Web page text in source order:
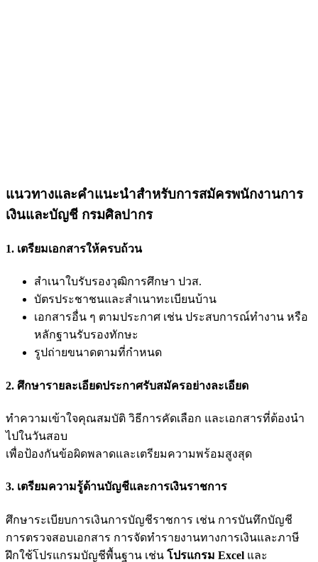
แนวทางและคำแนะนำสำหรับการสมัครพนักงานการ
เงินและบัญชี กรมศิลปากร
1. เตรียมเอกสารให้ครบถ้วน
สำเนาใบรับรองวุฒิการศึกษา ปวส.
บัตรประชาชนและสำเนาทะเบียนบ้าน
เอกสารอื่น ๆ ตามประกาศ เช่น ประสบการณ์ทำงาน หรือ
หลักฐานรับรองทักษะ
รูปถ่ายขนาดตามที่กำหนด
2. ศึกษารายละเอียดประกาศรับสมัครอย่างละเอียด
ทำความเข้าใจคุณสมบัติ วิธีการคัดเลือก และเอกสารที่ต้องนำ
ไปในวันสอบ
เพื่อป้องกันข้อผิดพลาดและเตรียมความพร้อมสูงสุด
3. เตรียมความรู้ด้านบัญชีและการเงินราชการ
ศึกษาระเบียบการเงินการบัญชีราชการ เช่น การบันทึกบัญชี
การตรวจสอบเอกสาร การจัดทำรายงานทางการเงินและภาษี
ฝึกใช้โปรแกรมบัญชีพื้นฐาน เช่น โปรแกรม Excel และ